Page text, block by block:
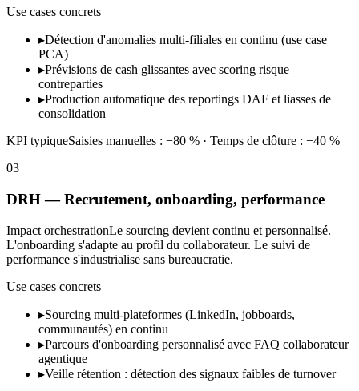
Use cases concrets
▸Détection d'anomalies multi-filiales en continu (use case
PCA)
▸Prévisions de cash glissantes avec scoring risque
contreparties
▸Production automatique des reportings DAF et liasses de
consolidation
KPI typiqueSaisies manuelles : −80 % · Temps de clôture : −40 %
03
DRH — Recrutement, onboarding, performance
Impact orchestrationLe sourcing devient continu et personnalisé.
L'onboarding s'adapte au profil du collaborateur. Le suivi de
performance s'industrialise sans bureaucratie.
Use cases concrets
▸Sourcing multi-plateformes (LinkedIn, jobboards,
communautés) en continu
▸Parcours d'onboarding personnalisé avec FAQ collaborateur
agentique
▸Veille rétention : détection des signaux faibles de turnover